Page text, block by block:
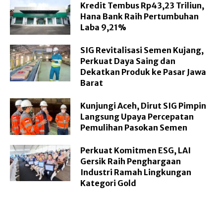
Kredit Tembus Rp43,23 Triliun,
Hana Bank Raih Pertumbuhan
Laba 9,21%
SIG Revitalisasi Semen Kujang,
Perkuat Daya Saing dan
Dekatkan Produk ke Pasar Jawa
Barat
Kunjungi Aceh, Dirut SIG Pimpin
Langsung Upaya Percepatan
Pemulihan Pasokan Semen
Perkuat Komitmen ESG, LAI
Gersik Raih Penghargaan
Industri Ramah Lingkungan
Kategori Gold